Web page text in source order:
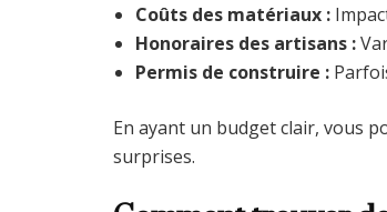
Coûts des matériaux :
Honoraires des artisans :
Permis de construire :
En ayant un budget clair, vous
surprises.